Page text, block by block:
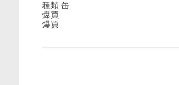
種類 缶
爆買
爆買